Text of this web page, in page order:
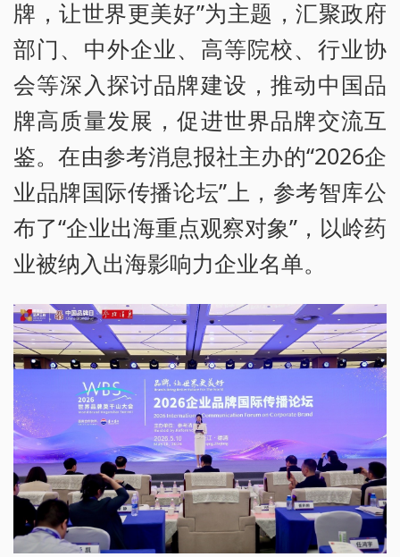
牌，让世界更美好”为主题，汇聚政府
部门、中外企业、高等院校、行业协
会等深入探讨品牌建设，推动中国品
牌高质量发展，促进世界品牌交流互
鉴。在由参考消息报社主办的“2026企
业品牌国际传播论坛”上，参考智库公
布了“企业出海重点观察对象”，以岭药
业被纳入出海影响力企业名单。